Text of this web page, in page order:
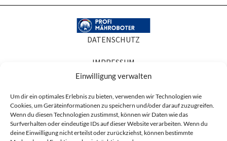
Einwilligung verwalten
Um dir ein optimales Erlebnis zu bieten, verwenden wir Technologien wie
Cookies, um Geräteinformationen zu speichern und/oder darauf zuzugreifen.
Wenn du diesen Technologien zustimmst, können wir Daten wie das
Surfverhalten oder eindeutige IDs auf dieser Website verarbeiten. Wenn du
deine Einwilligung nicht erteilst oder zurückziehst, können bestimmte
DATENSCHUTZ
IMPRESSUM
AGB
Produktabbildungen dienen der Illustration. Sie können Zubehör oder